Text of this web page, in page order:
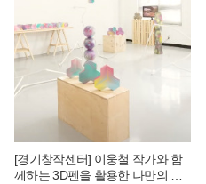
[경기창작센터] 이웅철 작가와 함
께하는 3D펜을 활용한 나만의 기